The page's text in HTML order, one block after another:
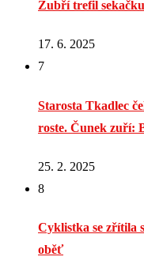
Zubří trefil sekačku
17. 6. 2025
7
Starosta Tkadlec
roste. Čunek zuří:
25. 2. 2025
8
Cyklistka se zřítila
oběť